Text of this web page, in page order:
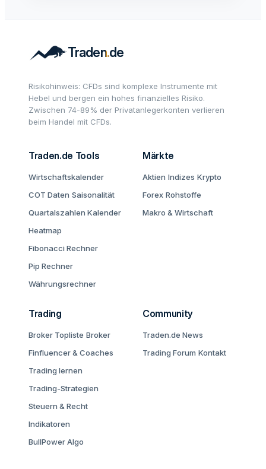
Risikohinweis: CFDs sind komplexe Instrumente mit
Hebel und bergen ein hohes finanzielles Risiko.
Zwischen 74-89% der Privatanlegerkonten verlieren
beim Handel mit CFDs.
Traden.de Tools
Wirtschaftskalender
COT Daten Saisonalität
Quartalszahlen Kalender
Heatmap
Fibonacci Rechner
Pip Rechner
Währungsrechner
Märkte
Aktien Indizes Krypto
Forex Rohstoffe
Makro & Wirtschaft
Trading
Broker Topliste Broker
Finfluencer & Coaches
Trading lernen
Trading-Strategien
Steuern & Recht
Indikatoren
BullPower Algo
Community
Traden.de News
Trading Forum Kontakt